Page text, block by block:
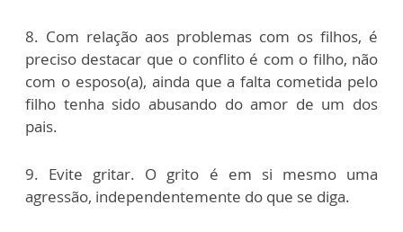
8. Com relação aos problemas com os filhos, é
preciso destacar que o conflito é com o filho, não
com o esposo(a), ainda que a falta cometida pelo
filho tenha sido abusando do amor de um dos
pais.
9. Evite gritar. O grito é em si mesmo uma
agressão, independentemente do que se diga.